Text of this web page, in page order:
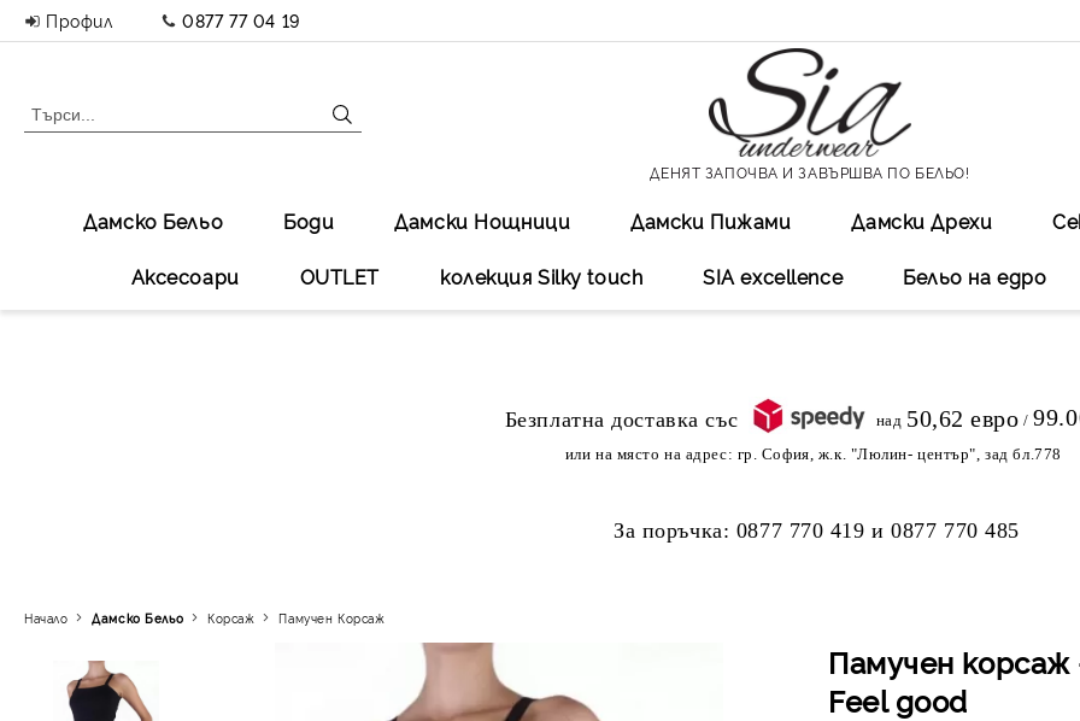
Профил 0877 77 04 19
ДЕНЯТ ЗАПОЧВА И ЗАВЪРШВА ПО БЕЛЬО!
Дамско Бельо Боди Дамски Нощници Дамски Пижами Дамски Дрехи
Аксесоари OUTLET колекция Silky touch SIA excellеnce Бельо на едро
над 50,62 евро /
или на място на адрес: гр. София, ж.к. "Люлин- център", зад бл.778
За поръчка: 0877 770 419 и0877 770 485
Начало Дамско Бельо Корсаж Памучен Корсаж
Памучен
Feel good